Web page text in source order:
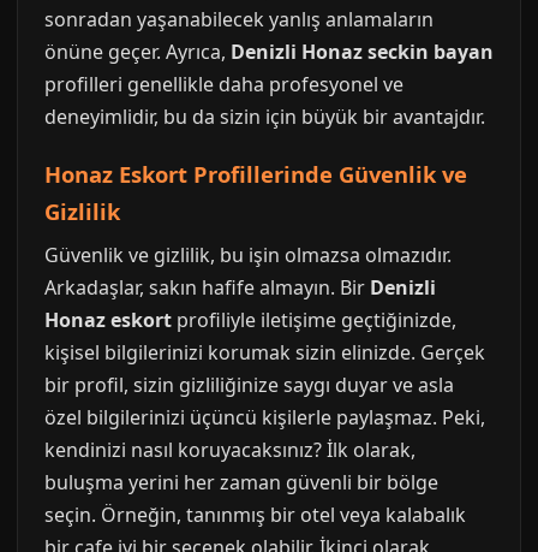
sonradan yaşanabilecek yanlış anlamaların
önüne geçer. Ayrıca, Denizli Honaz seckin bayan
profilleri genellikle daha profesyonel ve
deneyimlidir, bu da sizin için büyük bir avantajdır.
Honaz Eskort Profillerinde Güvenlik ve
Gizlilik
Güvenlik ve gizlilik, bu işin olmazsa olmazıdır.
Arkadaşlar, sakın hafife almayın. Bir Denizli
Honaz eskort profiliyle iletişime geçtiğinizde,
kişisel bilgilerinizi korumak sizin elinizde. Gerçek
bir profil, sizin gizliliğinize saygı duyar ve asla
özel bilgilerinizi üçüncü kişilerle paylaşmaz. Peki,
kendinizi nasıl koruyacaksınız? İlk olarak,
buluşma yerini her zaman güvenli bir bölge
seçin. Örneğin, tanınmış bir otel veya kalabalık